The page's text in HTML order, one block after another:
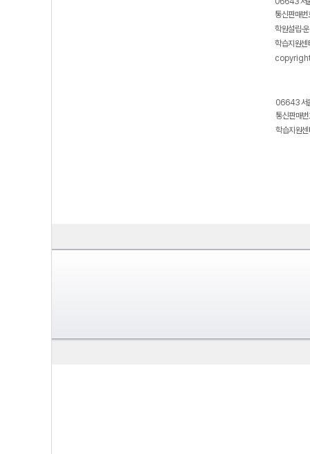
통신판매
학원설립·
학습지원
06643 서
통신판매
학습지원